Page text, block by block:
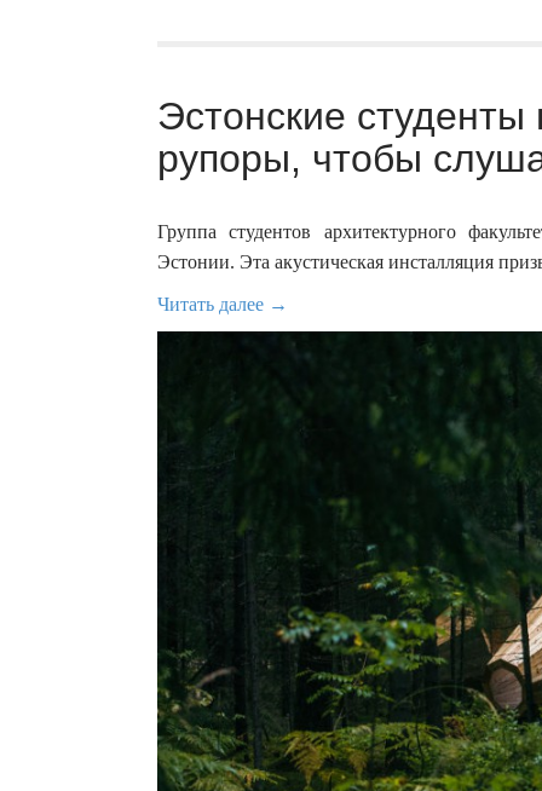
Эстонские студенты
рупоры, чтобы
Группа студентов архитектурного
Эстонии. Эта акустическая инсталляция
Читать далее →